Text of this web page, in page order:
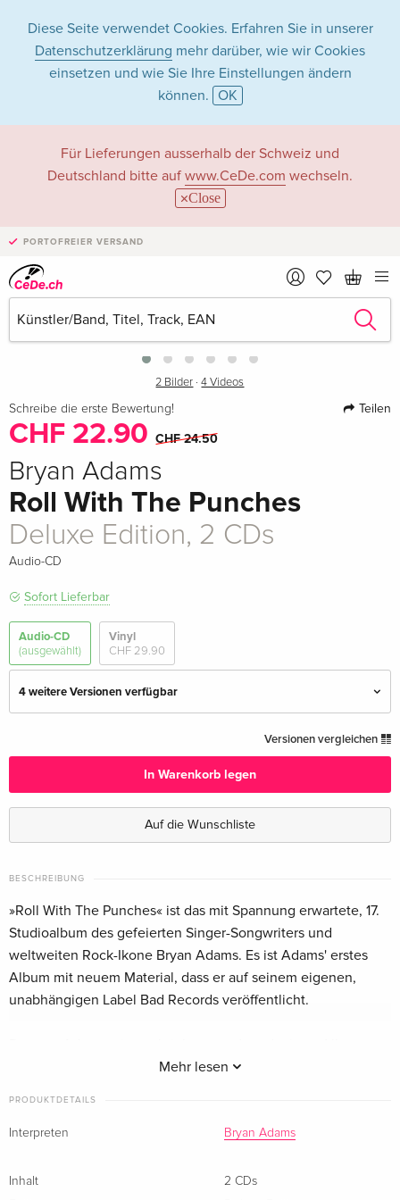
Diese Seite verwendet Cookies. Erfahren Sie in unserer
Datenschutzerklärung mehr darüber, wie wir Cookies
einsetzen und wie Sie Ihre Einstellungen ändern
können. OK
Für Lieferungen ausserhalb der Schweiz und
Deutschland bitte auf www.CeDe.com wechseln.
Close
PORTOFREIER VERSAND
2 Bilder ·4 Videos
Schreibe die erste Bewertung! Teilen
CHF 22.90 CHF 24.50
Bryan Adams
Roll With The Punches
Deluxe Edition, 2 CDs
Audio-CD
Sofort Lieferbar
Audio-CD
(ausgewählt)
Vinyl
CHF 29.90
4 weitere Versionen verfügbar
CHF 17.90
Deluxe Edition, 2 CDs — (ausgewählt) CHF 22.90
CHF 24.50
CHF 83.50
Deluxe Edition, White Vinyl, LP + 3 CDs CHF 83.50
Versionen vergleichen
In Warenkorb legen
Auf die Wunschliste
BESCHREIBUNG
Mehr lesen
»Roll With The Punches« ist das mit Spannung erwartete, 17.
Studioalbum des gefeierten Singer-Songwriters und
weltweiten Rock-Ikone Bryan Adams. Es ist Adams' erstes
Album mit neuem Material, dass er auf seinem eigenen,
unabhängigen Label Bad Records veröffentlicht.
enthält 10 neu aufgenommene Titel, darunter »Roll With The
sein langjähriger Mitstreiter Jim Vallance.
PRODUKTDETAILS
Interpreten Bryan Adams
Inhalt
2 CDs